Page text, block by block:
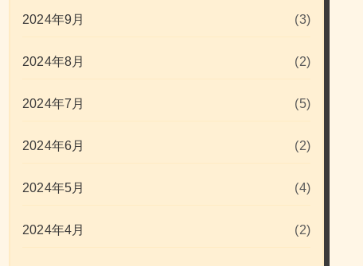
2024年9月 (3)
2024年8月 (2)
2024年7月 (5)
2024年6月 (2)
2024年5月 (4)
2024年4月 (2)